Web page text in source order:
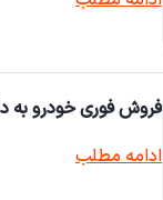
فروش فوری خودرو به
ادامه مطلب